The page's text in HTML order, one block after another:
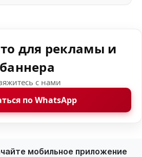
для рекламы и
баннера
с нами
по WhatsApp
мобильное приложение